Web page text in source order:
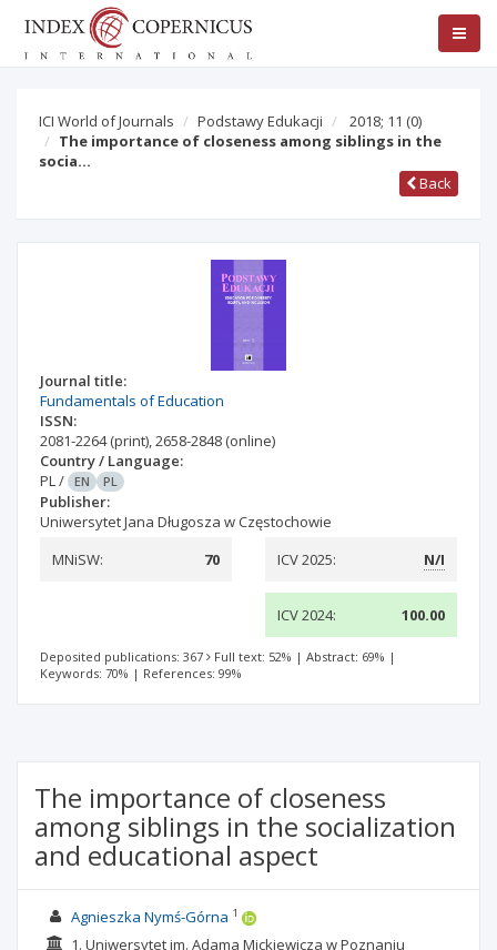
ICI World of Journals Podstawy Edukacji 2018; 11 (0)
The importance of closeness among siblings in the
socia…
Back
Journal title:
Fundamentals of Education
ISSN:
2081-2264(print),2658-2848 (online)
Country / Language:
PL/ EN PL
Publisher:
Uniwersytet Jana Długosza w Częstochowie
MNiSW:
70 ICV 2025: N/I
ICV 2024: 100.00
Deposited publications: 367 Full text: 52% | Abstract: 69% |
Keywords: 70% | References: 99%
The importance of closeness
among siblings in the socialization
and educational aspect
Agnieszka Nymś-Górna 1
1. Uniwersytet im. Adama Mickiewicza w Poznaniu